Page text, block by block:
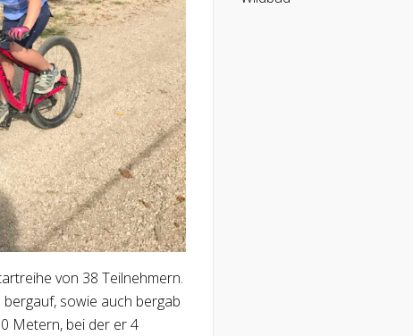
von 38 Teilnehmern.
sowie auch bergab
Metern, bei der er 4